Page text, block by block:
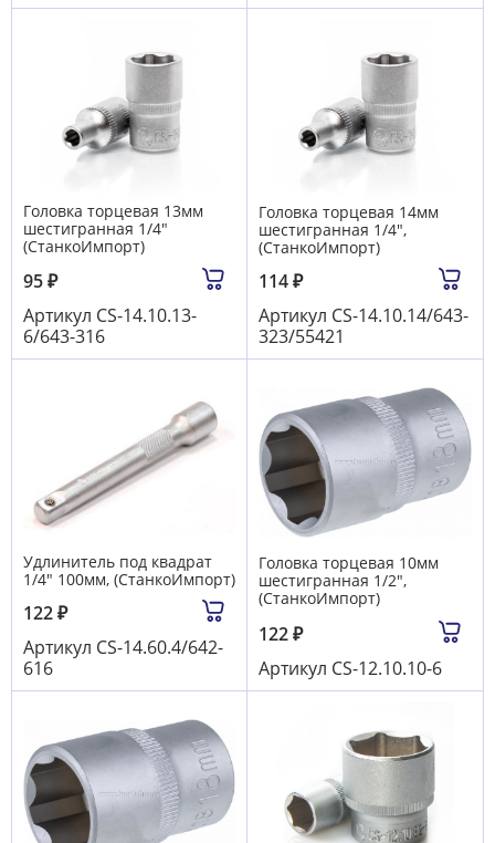
Головка торцевая 13мм
шестигранная 1/4"
(СтанкоИмпорт)
95₽
Артикул CS-14.10.13-
6/643-316
Головка торцевая 14мм
шестигранная 1/4",
(СтанкоИмпорт)
114₽
Артикул CS-14.10.14/643-
323/55421
Удлинитель под квадрат
1/4" 100мм, (СтанкоИмпорт)
122₽
Артикул CS-14.60.4/642-
616
Головка торцевая 10мм
шестигранная 1/2",
(СтанкоИмпорт)
122₽
Артикул CS-12.10.10-6